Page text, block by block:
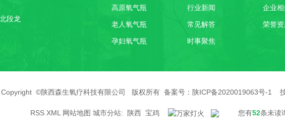
段龙
高原氧气瓶
老人氧气瓶
孕妇氧气瓶
行业新闻
常见解答
时事聚焦
企业
荣誉
Copyright ©陕西森生氧疗科技有限公司 版权所有 备案号： 陕ICP备2020019063号-1 技
RSS XML 网站地图 城市分站: 陕西 宝鸡 您有52条未读